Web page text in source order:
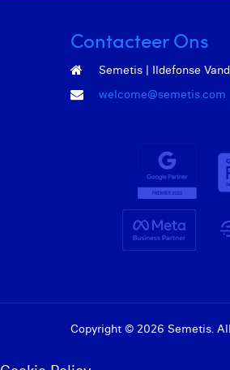
Contacteer Ons
Semetis | Ildefonse
welcome@semetis.com
Copyright © 2026 Semetis.